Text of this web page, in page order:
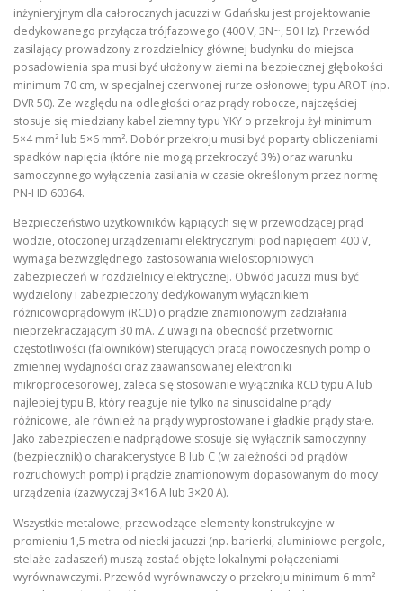
inżynieryjnym dla całorocznych jacuzzi w Gdańsku jest projektowanie
dedykowanego przyłącza trójfazowego (400 V, 3N~, 50 Hz). Przewód
zasilający prowadzony z rozdzielnicy głównej budynku do miejsca
posadowienia spa musi być ułożony w ziemi na bezpiecznej głębokości
minimum 70 cm, w specjalnej czerwonej rurze osłonowej typu AROT (np.
DVR 50). Ze względu na odległości oraz prądy robocze, najczęściej
stosuje się miedziany kabel ziemny typu YKY o przekroju żył minimum
5×4 mm² lub 5×6 mm². Dobór przekroju musi być poparty obliczeniami
spadków napięcia (które nie mogą przekroczyć 3%) oraz warunku
samoczynnego wyłączenia zasilania w czasie określonym przez normę
PN-HD 60364.
Bezpieczeństwo użytkowników kąpiących się w przewodzącej prąd
wodzie, otoczonej urządzeniami elektrycznymi pod napięciem 400 V,
wymaga bezwzględnego zastosowania wielostopniowych
zabezpieczeń w rozdzielnicy elektrycznej. Obwód jacuzzi musi być
wydzielony i zabezpieczony dedykowanym wyłącznikiem
różnicowoprądowym (RCD) o prądzie znamionowym zadziałania
nieprzekraczającym 30 mA. Z uwagi na obecność przetwornic
częstotliwości (falowników) sterujących pracą nowoczesnych pomp o
zmiennej wydajności oraz zaawansowanej elektroniki
mikroprocesorowej, zaleca się stosowanie wyłącznika RCD typu A lub
najlepiej typu B, który reaguje nie tylko na sinusoidalne prądy
różnicowe, ale również na prądy wyprostowane i gładkie prądy stałe.
Jako zabezpieczenie nadprądowe stosuje się wyłącznik samoczynny
(bezpiecznik) o charakterystyce B lub C (w zależności od prądów
rozruchowych pomp) i prądzie znamionowym dopasowanym do mocy
urządzenia (zazwyczaj 3×16 A lub 3×20 A).
Wszystkie metalowe, przewodzące elementy konstrukcyjne w
promieniu 1,5 metra od niecki jacuzzi (np. barierki, aluminiowe pergole,
stelaże zadaszeń) muszą zostać objęte lokalnymi połączeniami
wyrównawczymi. Przewód wyrównawczy o przekroju minimum 6 mm²